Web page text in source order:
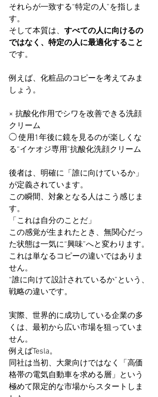
それらが一致する“特定の人”を指しま
す。
そして本質は、 すべての人に向けるの
ではなく、特定の人に最適化すること
です。
例えば、化粧品のコピーを考えてみま
しょう。
× 抗酸化作用でシワを改善できる洗顔
クリーム
◯ 使用1年後に鏡を見るのが楽しくな
る“イケオジ専用”抗酸化洗顔クリーム
後者は、明確に「誰に向けているか」
が定義されています。
この瞬間、対象となる人はこう感じま
す。
「これは自分のことだ」
この感覚が生まれたとき、無関心だっ
た状態は一気に“興味”へと変わります。
これは単なるコピーの違いではありま
せん。
“誰に向けて設計されているか”という、
戦略の違いです。
実際、世界的に成功している企業の多
くは、最初から広い市場を狙っていま
せん。
例えばTesla。
同社は当初、大衆向けではなく「高価
格帯の電気自動車を求める層」という
極めて限定的な市場からスタートしま